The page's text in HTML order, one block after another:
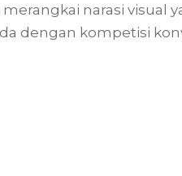
narasi visual
dengan kompetisi